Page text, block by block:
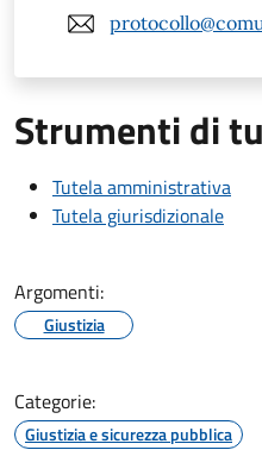
Strumenti di
Tutela amministrativa
Tutela giurisdizionale
Argomenti:
Giustizia
Categorie:
Giustizia e sicurezza pubblica